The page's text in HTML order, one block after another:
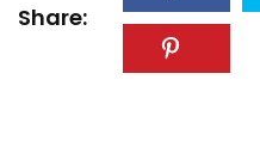
Share: